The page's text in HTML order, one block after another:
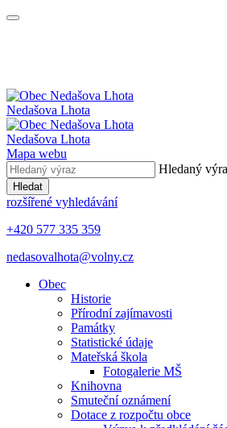
Nedašova Lhota
Nedašova Lhota
Mapa webu
Hledaný
Hledat
rozšířené vyhledávání
+420 577 335 359
nedasovalhota@volny.cz
Obec
Historie
Přírodní zajímavosti
Památky
Statistické údaje
Mateřská škola
Fotogalerie MŠ
Knihovna
Smuteční oznámení
Dotace z rozpočtu obce